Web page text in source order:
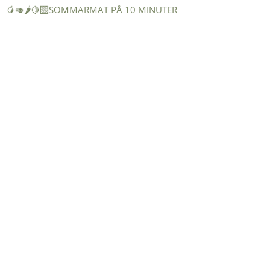
🥭🥑🌶️🍋‍🟩SOMMARMAT PÅ 10 MINUTER